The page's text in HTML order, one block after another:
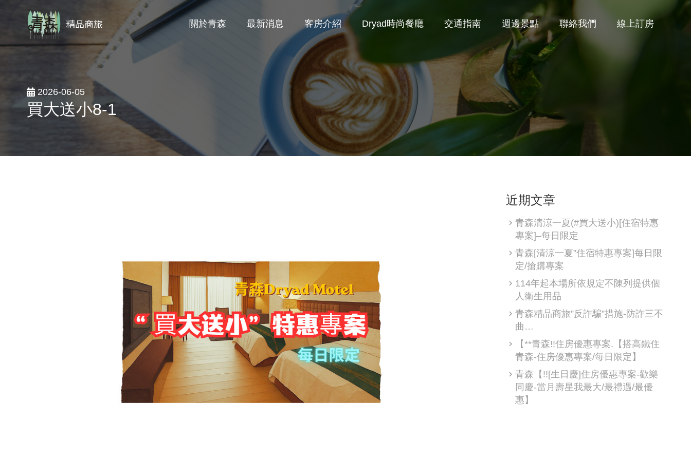
精品商旅 關於青森 最新消息 客房介紹 Dryad時尚餐廳 交通指南 週邊景點 聯絡我們 線上訂房
2026-06-05
買大送小8-1
近期文章
青森清涼一夏(#買大送小)[住宿特惠
專案]–每日限定
青森[清涼一夏”住宿特惠專案]每日限
定/搶購專案
114年起本場所依規定不陳列提供個
人衛生用品
青森精品商旅”反詐騙”措施-防詐三不
曲…
【**青森!!住房優惠專案.【搭高鐵住
青森-住房優惠專案/每日限定】
青森【!![生日慶]住房優惠專案-歡樂
同慶-當月壽星我最大/最禮遇/最優
惠】